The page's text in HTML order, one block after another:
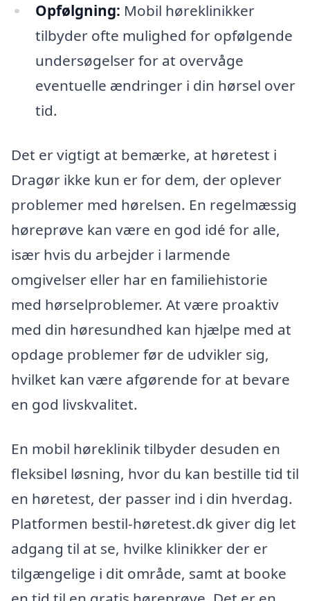
Opfølgning: Mobil høreklinikker
tilbyder ofte mulighed for opfølgende
undersøgelser for at overvåge
eventuelle ændringer i din hørsel over
tid.
Det er vigtigt at bemærke, at høretest i
Dragør ikke kun er for dem, der oplever
problemer med hørelsen. En regelmæssig
høreprøve kan være en god idé for alle,
især hvis du arbejder i larmende
omgivelser eller har en familiehistorie
med hørselproblemer. At være proaktiv
med din høresundhed kan hjælpe med at
opdage problemer før de udvikler sig,
hvilket kan være afgørende for at bevare
en god livskvalitet.
En mobil høreklinik tilbyder desuden en
fleksibel løsning, hvor du kan bestille tid til
en høretest, der passer ind i din hverdag.
Platformen bestil-høretest.dk giver dig let
adgang til at se, hvilke klinikker der er
tilgængelige i dit område, samt at booke